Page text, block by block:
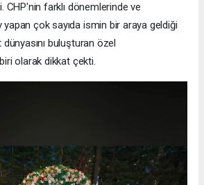
CHP'nin farklı dönemlerinde ve
çok sayıda ismin bir araya geldiği
buluşturan özel
olarak dikkat çekti.